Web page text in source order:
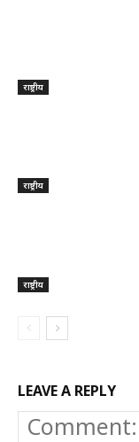
राष्ट्रीय
राष्ट्रीय
राष्ट्रीय
LEAVE A REPLY